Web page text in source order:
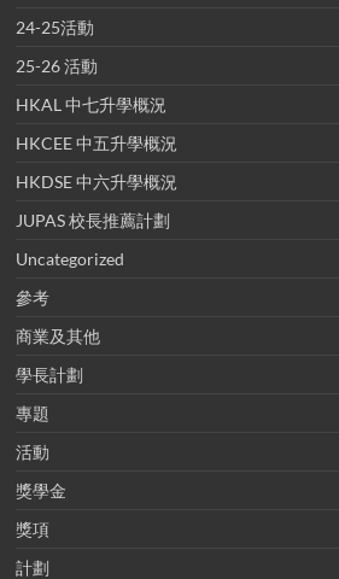
24-25活動
25-26 活動
HKAL 中七升學概況
HKCEE 中五升學概況
HKDSE 中六升學概況
JUPAS 校長推薦計劃
Uncategorized
參考
商業及其他
學長計劃
專題
活動
獎學金
獎項
計劃